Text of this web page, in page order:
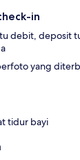
in
debit, deposit
yang
tidur bayi